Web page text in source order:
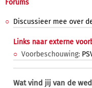
Forums
Discussieer mee over
Links naar externe
Voorbeschouwing:
Wat vind jij van de